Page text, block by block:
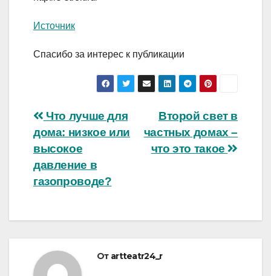
Источник
Спасибо за интерес к публикации
Навигация
по
записям
Второй свет в
частных домах –
что это такое
Что лучше для
дома: низкое или
высокое
давление в
газопроводе?
От artteatr24_r